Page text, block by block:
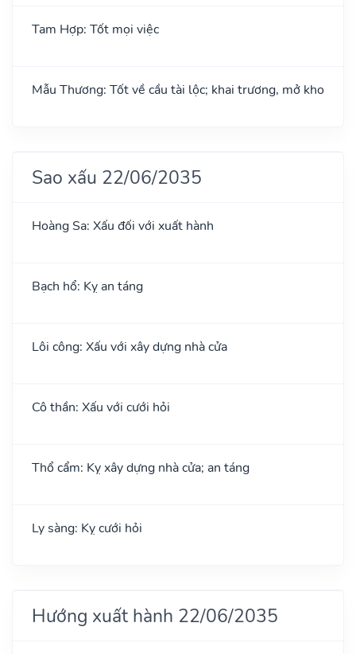
Tam Hợp: Tốt mọi việc
Mẫu Thương: Tốt về cầu tài lộc; khai trương, mở kho
Sao xấu 22/06/2035
Hoàng Sa: Xấu đối với xuất hành
Bạch hổ: Kỵ an táng
Lôi công: Xấu với xây dựng nhà cửa
Cô thần: Xấu với cưới hỏi
Thổ cẩm: Kỵ xây dựng nhà cửa; an táng
Ly sàng: Kỵ cưới hỏi
Hướng xuất hành 22/06/2035